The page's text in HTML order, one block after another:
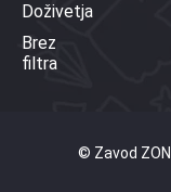
Doživetja
Brez
filtra
© Zavod